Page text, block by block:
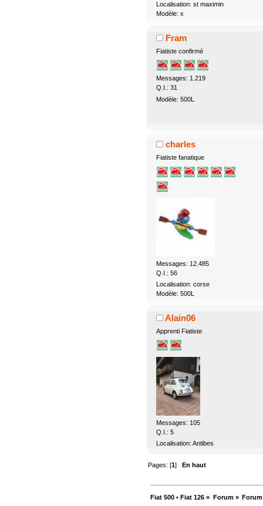
Localisation: st maximin
Modèle: x
Fram
Fiatiste confirmé
Messages: 1.219
Q.I.: 31
Modèle: 500L
charles
Fiatiste fanatique
Messages: 12.485
Q.I.: 56
Localisation: corse
Modèle: 500L
Alain06
Apprenti Fiatiste
Messages: 105
Q.I.: 5
Localisation: Antibes
Pages: [1]En haut
Fiat 500 • Fiat 126 » Forum»